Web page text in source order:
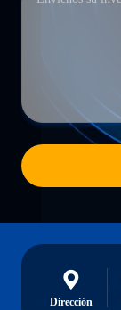
Dirección